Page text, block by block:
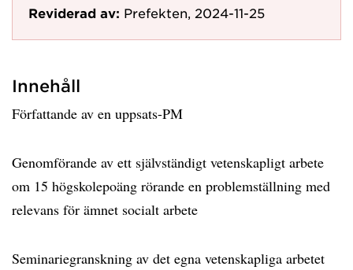
Reviderad av: Prefekten, 2024-11-25
Innehåll
Författande av en uppsats-PM
Genomförande av ett självständigt vetenskapligt arbete
om 15 högskolepoäng rörande en problemställning med
relevans för ämnet socialt arbete
Seminariegranskning av det egna vetenskapliga arbetet